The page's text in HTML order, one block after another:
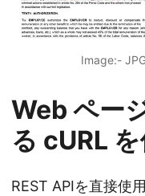
Image:-
Web ペー
る cURL
REST APIを直接使